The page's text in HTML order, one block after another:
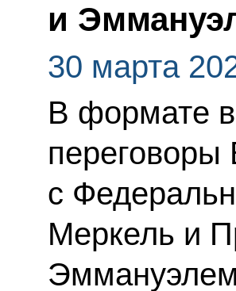
и
30 марта
В формате
с
Меркель и